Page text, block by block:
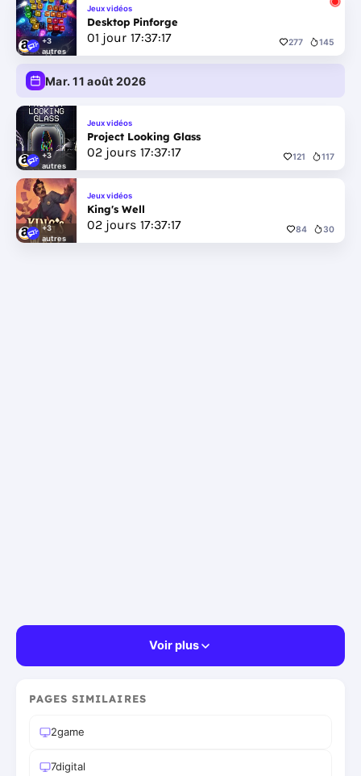
+3
autres
Jeux vidéos
Desktop Pinforge
01 jour 17:37:17 277 145
Mar. 11 août 2026
+3
autres
Jeux vidéos
Project Looking Glass
02 jours 17:37:17 121 117
+3
autres
Jeux vidéos
King's Well
02 jours 17:37:17 84 30
Voir plus
PAGES SIMILAIRES
2game
7digital